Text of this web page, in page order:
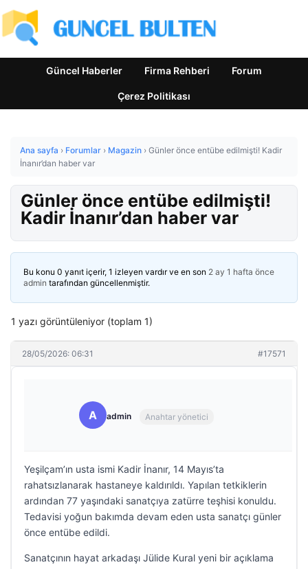
Güncel Haberler Firma Rehberi Forum
Çerez Politikası
Ana sayfa › Forumlar › Magazin › Günler önce entübe edilmişti! Kadir
İnanır’dan haber var
Günler önce entübe edilmişti!
Kadir İnanır’dan haber var
Bu konu 0 yanıt içerir, 1 izleyen vardır ve en son 2 ay 1 hafta önce
admin tarafından güncellenmiştir.
1 yazı görüntüleniyor (toplam 1)
28/05/2026: 06:31 #17571
A admin Anahtar yönetici
Yeşilçam’ın usta ismi Kadir İnanır, 14 Mayıs’ta
rahatsızlanarak hastaneye kaldırıldı. Yapılan tetkiklerin
ardından 77 yaşındaki sanatçıya zatürre teşhisi konuldu.
Tedavisi yoğun bakımda devam eden usta sanatçı günler
önce entübe edildi.
Sanatçının hayat arkadaşı Jülide Kural yeni bir açıklama